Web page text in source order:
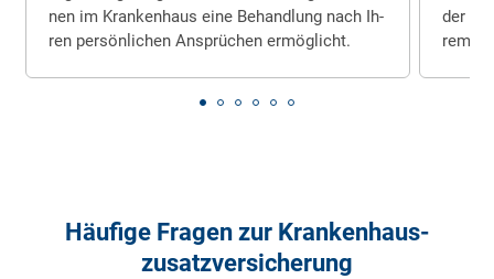
nen im Kran­ken­haus ei­ne Be­hand­lung nach Ih­
ren per­sön­li­chen An­sprü­chen er­mög­licht.
der
rem
Häufige Fragen zur Krankenhaus­
zusatzversicherung